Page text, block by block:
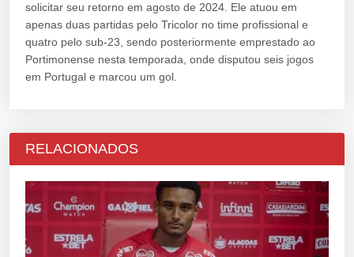
solicitar seu retorno em agosto de 2024. Ele atuou em
apenas duas partidas pelo Tricolor no time profissional e
quatro pelo sub-23, sendo posteriormente emprestado ao
Portimonense nesta temporada, onde disputou seis jogos
em Portugal e marcou um gol.
RELACIONADOS